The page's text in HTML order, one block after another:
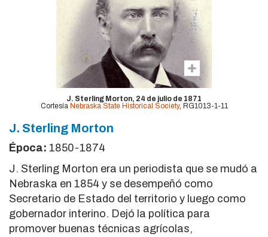
J. Sterling Morton, 24 de julio de 1871
Cortesía Nebraska State Historical Society, RG1013-1-11
J. Sterling Morton
Época: 1850-1874
J. Sterling Morton era un periodista que se mudó a
Nebraska en 1854 y se desempeñó como
Secretario de Estado del territorio y luego como
gobernador interino. Dejó la política para
promover buenas técnicas agrícolas,